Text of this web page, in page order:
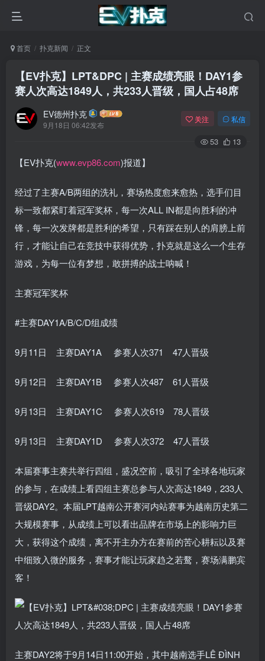
首页 扑克新闻 正文
【EV扑克】LPT&DPC | 主赛成绩亮眼！DAY1参
赛人次高达1849人，共233人晋级，国人占48席
EV德州扑克
9月18日 06:42发布
关注 私信
53 13
【EV扑克(www.evp86.com)报道】
经过了主赛A/B两组的洗礼，赛场热度愈来愈热，选手们目
标一致都紧盯着冠军奖杯，每一次ALL IN都是向胜利的冲
锋，每一次发牌都是胜利的希望，只有踩在别人的肩膀上前
行，才能让自己在竞技中获得优势，扑克就是这么一个生存
游戏，为每一位有梦想，敢拼搏的战士呐喊！
主赛冠军奖杯
#主赛DAY1A/B/C/D组成绩
9月11日 主赛DAY1A 参赛人次371 47人晋级
9月12日 主赛DAY1B 参赛人次487 61人晋级
9月13日 主赛DAY1C 参赛人次619 78人晋级
9月13日 主赛DAY1D 参赛人次372 47人晋级
本届赛事主赛共举行四组，盛况空前，吸引了全球各地玩家
的参与，在成绩上看四组主赛总参与人次高达1849，233人
晋级DAY2。本届LPT越南公开赛河内站赛事为越南历史第二
大规模赛事，从成绩上可以看出品牌在市场上的影响力巨
大，获得这个成绩，离不开主办方在赛前的苦心耕耘以及赛
中细致入微的服务，赛事才能让玩家趋之若鹜，赛场满鹏宾
客！
主赛DAY2将于9月14日11:00开始，其中越南选手LÊ ĐÌNH